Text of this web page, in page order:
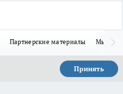
Партнерские материалы Мы в
Принять